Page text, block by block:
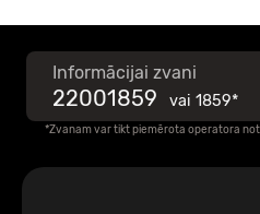
Informācijai zvani
22001859 vai 1859*
*Zvanam var tikt piemērota operatora